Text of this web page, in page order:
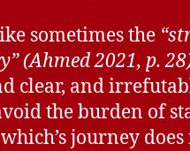
sometimes the
(Ahmed 2021, p.
clear, and
the burden of
journey